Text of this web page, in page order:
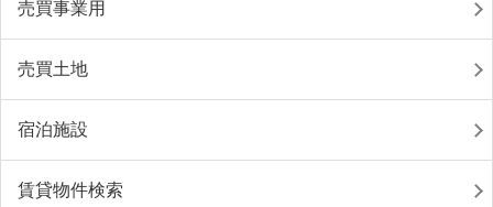
売買事業用
売買土地
宿泊施設
賃貸物件検索